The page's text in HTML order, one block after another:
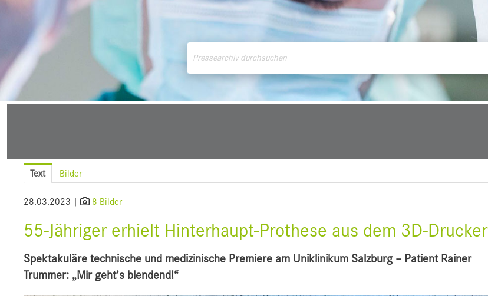
Text Bilder
28.03.2023 | 8 Bilder
55-Jähriger erhielt Hinterhaupt-Prothese aus dem 3D-Drucker
Spektakuläre technische und medizinische Premiere am Uniklinikum Salzburg – Patient Rainer
Trummer: „Mir geht’s blendend!“